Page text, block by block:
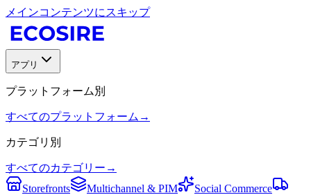
メインコンテンツにスキップ
アプリ
プラットフォーム別
すべてのプラットフォーム →
カテゴリ別
すべてのカテゴリー →
Storefronts
Multichannel & PIM
Social Commerce